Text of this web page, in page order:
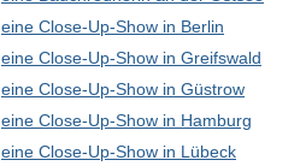
eine Close-Up-Show in Berlin
eine Close-Up-Show in Greifswald
eine Close-Up-Show in Güstrow
eine Close-Up-Show in Hamburg
eine Close-Up-Show in Lübeck